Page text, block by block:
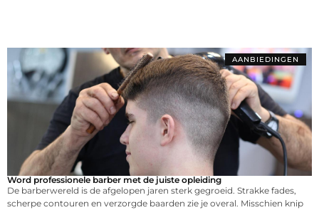
AANBIEDINGEN
Word professionele barber met de juiste opleiding
De barberwereld is de afgelopen jaren sterk gegroeid. Strakke fades,
scherpe contouren en verzorgde baarden zie je overal. Misschien knip